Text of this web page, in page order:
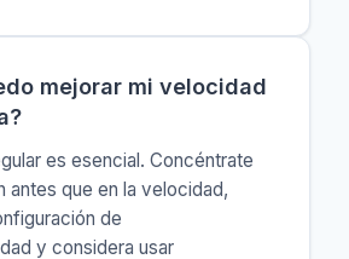
mejorar mi velocidad
es esencial. Concéntrate
antes que en la velocidad,
de
y considera usar